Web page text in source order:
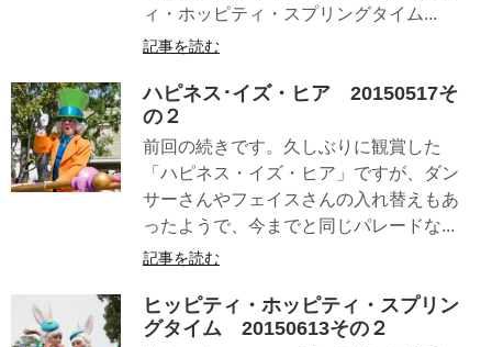
ィ・ホッピティ・スプリングタイム...
記事を読む
ハピネス･イズ・ヒア 20150517そ
の２
前回の続きです。久しぶりに観賞した
「ハピネス・イズ・ヒア」ですが、ダン
サーさんやフェイスさんの入れ替えもあ
ったようで、今までと同じパレードな...
記事を読む
ヒッピティ・ホッピティ・スプリン
グタイム 20150613その２